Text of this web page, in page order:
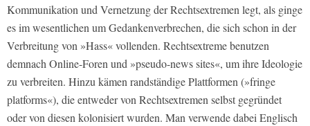
Kommunikation und Vernetzung der Rechtsextremen legt, als ginge
es im wesentlichen um Gedankenverbrechen, die sich schon in der
Verbreitung von »Hass« vollenden. Rechtsextreme benutzen
demnach Online-Foren und »pseudo-news sites«, um ihre Ideologie
zu verbreiten. Hinzu kämen randständige Plattformen (»fringe
platforms«), die entweder von Rechtsextremen selbst gegründet
oder von diesen kolonisiert wurden. Man verwende dabei Englisch